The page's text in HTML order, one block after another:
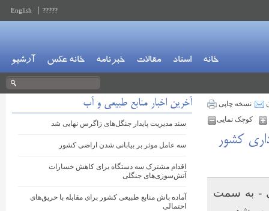
?????
English
خانه اسناد مقالات خبرنامه خانه عکس آرشیو
نسخه چاپی
کوچک نمایی
کشور
- به سمت
آخرین اخبار منابع طبیعی و آب
سند مدیریت پایدار جنگل‌های زاگرس نهایی شد
سه عامل موثر بر بیابانی شدن اراضی کشور
اقدام مشترک سه دستگاه برای کاهش خسارات
آتش‌سوزی‌های جنگلی
آماده باش منابع طبیعی کشور برای مقابله با حریق‌های
احتمالی